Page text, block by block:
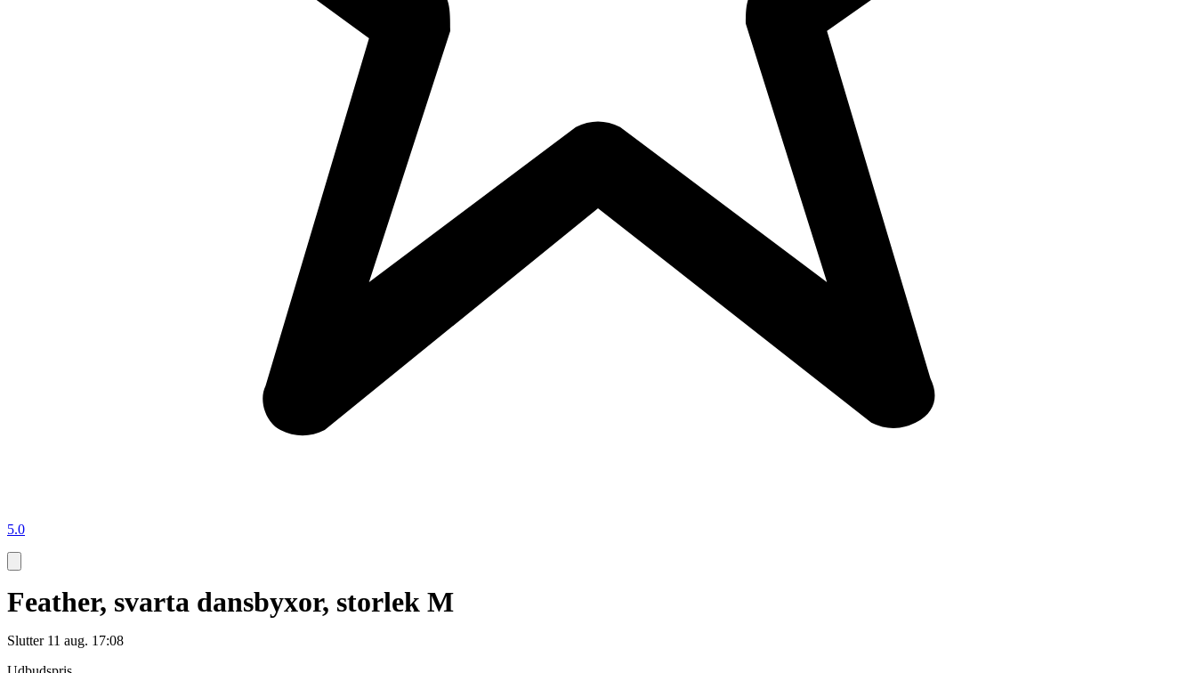
5.0
Feather, svarta dansbyxor, storlek M
Slutter 11 aug. 17:08